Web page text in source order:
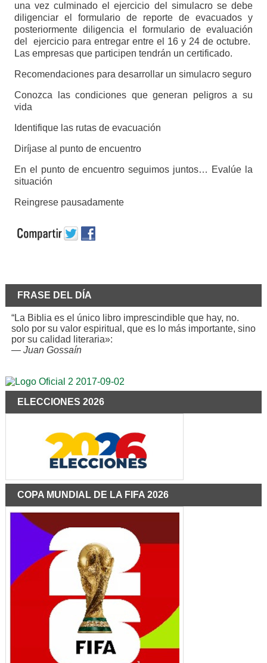
una vez culminado el ejercicio del simulacro se debe
diligenciar el formulario de reporte de evacuados y
posteriormente diligencia el formulario de evaluación
del ejercicio para entregar entre el 16 y 24 de octubre.
Las empresas que participen tendrán un certificado.
Recomendaciones para desarrollar un simulacro seguro
Conozca las condiciones que generan peligros a su
vida
Identifique las rutas de evacuación
Diríjase al punto de encuentro
En el punto de encuentro seguimos juntos… Evalúe la
situación
Reingrese pausadamente
FRASE DEL DÍA
“La Biblia es el único libro imprescindible que hay, no.
solo por su valor espiritual, que es lo más importante, sino
por su calidad literaria»:
— Juan Gossaín
ELECCIONES 2026
COPA MUNDIAL DE LA FIFA 2026